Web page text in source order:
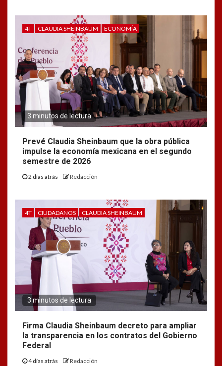
4T CLAUDIA SHEINBAUM ECONOMÍA
3 minutos de lectura
Prevé Claudia Sheinbaum que la obra pública
impulse la economía mexicana en el segundo
semestre de 2026
2 días atrás Redacción
4T CIUDADANOS CLAUDIA SHEINBAUM
3 minutos de lectura
Firma Claudia Sheinbaum decreto para ampliar
la transparencia en los contratos del Gobierno
Federal
4 días atrás Redacción